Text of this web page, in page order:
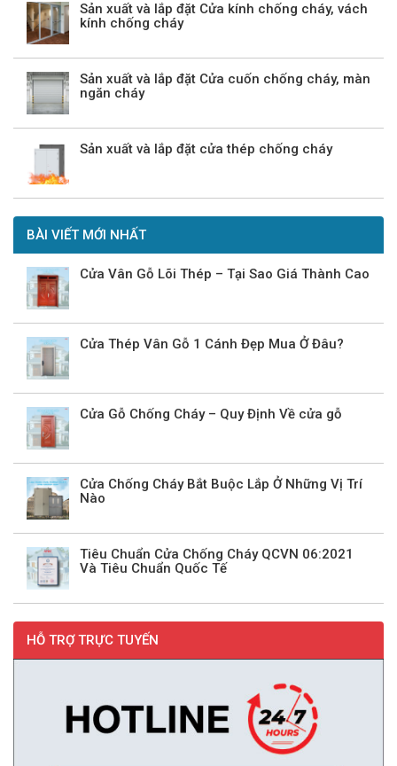
Sản xuất và lắp đặt Cửa kính chống cháy, vách
kính chống cháy
Sản xuất và lắp đặt Cửa cuốn chống cháy, màn
ngăn cháy
Sản xuất và lắp đặt cửa thép chống cháy
BÀI VIẾT MỚI NHẤT
Cửa Vân Gỗ Lõi Thép – Tại Sao Giá Thành Cao
Cửa Thép Vân Gỗ 1 Cánh Đẹp Mua Ở Đâu?
Cửa Gỗ Chống Cháy – Quy Định Về cửa gỗ
Cửa Chống Cháy Bắt Buộc Lắp Ở Những Vị Trí
Nào
Tiêu Chuẩn Cửa Chống Cháy QCVN 06:2021
Và Tiêu Chuẩn Quốc Tế
HỖ TRỢ TRỰC TUYẾN